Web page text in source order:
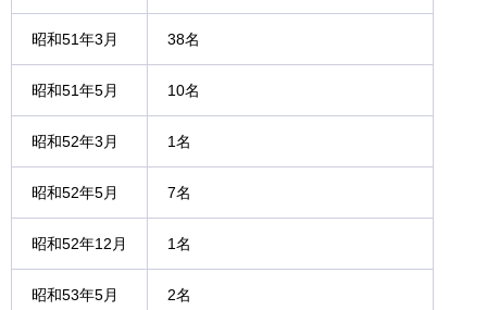
昭和51年3月 38名
昭和51年5月 10名
昭和52年3月 1名
昭和52年5月 7名
昭和52年12月 1名
昭和53年5月 2名